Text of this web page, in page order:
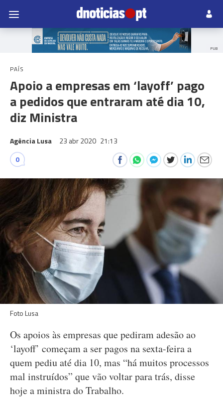
PUB
PAÍS
Apoio a empresas em ‘layoff’ pago
a pedidos que entraram até dia 10,
diz Ministra
Agência Lusa 23 abr 2020 21:13
0
Foto Lusa
Os apoios às empresas que pediram adesão ao
‘layoff’ começam a ser pagos na sexta-feira a
quem pediu até dia 10, mas “há muitos processos
mal instruídos” que vão voltar para trás, disse
hoje a ministra do Trabalho.